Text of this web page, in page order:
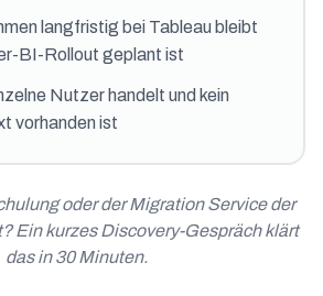
langfristig bei Tableau bleibt
BI-Rollout geplant ist
Nutzer handelt und kein
vorhanden ist
oder der Migration Service der
Ein kurzes Discovery-Gespräch klärt
das in 30 Minuten.